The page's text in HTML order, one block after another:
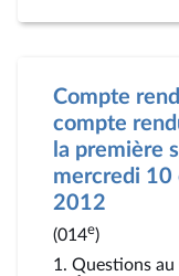
Compte
compte
la première
mercredi 10
2012
(014e)
1. Questions